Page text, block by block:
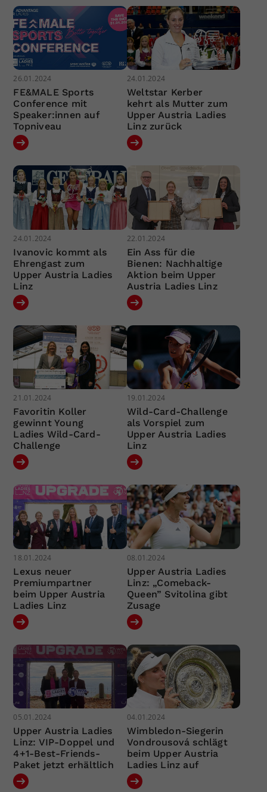
26.01.2024
FE&MALE Sports
Conference mit
Speaker:innen auf
Topniveau
24.01.2024
Weltstar Kerber
kehrt als Mutter zum
Upper Austria Ladies
Linz zurück
24.01.2024
Ivanovic kommt als
Ehrengast zum
Upper Austria Ladies
Linz
22.01.2024
Ein Ass für die
Bienen: Nachhaltige
Aktion beim Upper
Austria Ladies Linz
21.01.2024
Favoritin Koller
gewinnt Young
Ladies Wild-Card-
Challenge
19.01.2024
Wild-Card-Challenge
als Vorspiel zum
Upper Austria Ladies
Linz
18.01.2024
Lexus neuer
Premiumpartner
beim Upper Austria
Ladies Linz
08.01.2024
Upper Austria Ladies
Linz: „Comeback-
Queen” Svitolina gibt
Zusage
05.01.2024
Upper Austria Ladies
Linz: VIP-Doppel und
4+1-Best-Friends-
Paket jetzt erhältlich
04.01.2024
Wimbledon-Siegerin
Vondrousová schlägt
beim Upper Austria
Ladies Linz auf